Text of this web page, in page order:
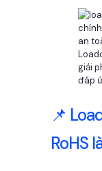
giải
đáp
📌
RoHS